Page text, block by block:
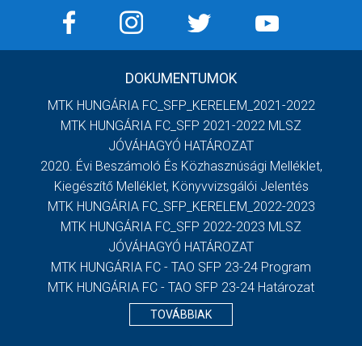
DOKUMENTUMOK
MTK HUNGÁRIA FC_SFP_KERELEM_2021-2022
MTK HUNGÁRIA FC_SFP 2021-2022 MLSZ
JÓVÁHAGYÓ HATÁROZAT
2020. Évi Beszámoló És Közhasznúsági Melléklet,
Kiegészítő Melléklet, Könyvvizsgálói Jelentés
MTK HUNGÁRIA FC_SFP_KERELEM_2022-2023
MTK HUNGÁRIA FC_SFP 2022-2023 MLSZ
JÓVÁHAGYÓ HATÁROZAT
MTK HUNGÁRIA FC - TAO SFP 23-24 Program
MTK HUNGÁRIA FC - TAO SFP 23-24 Határozat
TOVÁBBIAK